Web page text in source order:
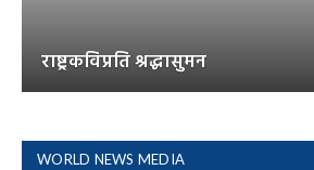
राष्ट्रकविप्रति श्रद्धासुमन
WORLD NEWS MEDIA